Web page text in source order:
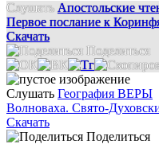
Слушать Апостольские
Первое послание к
Скачать
Поделиться
Слушать География ВЕРЫ
Волноваха. Свято-
Скачать
Поделиться